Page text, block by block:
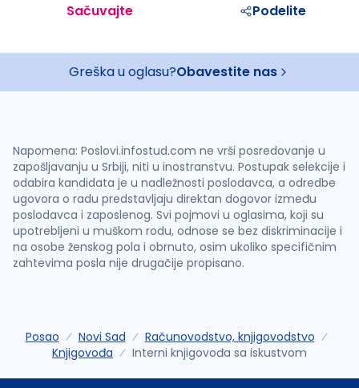
Sačuvajte Podelite
Greška u oglasu?Obavestite nas
Napomena: Poslovi.infostud.com ne vrši posredovanje u
zapošljavanju u Srbiji, niti u inostranstvu. Postupak selekcije i
odabira kandidata je u nadležnosti poslodavca, a odredbe
ugovora o radu predstavljaju direktan dogovor između
poslodavca i zaposlenog. Svi pojmovi u oglasima, koji su
upotrebljeni u muškom rodu, odnose se bez diskriminacije i
na osobe ženskog pola i obrnuto, osim ukoliko specifičnim
zahtevima posla nije drugačije propisano.
Posao Novi Sad
Računovodstvo, knjigovodstvo
Knjigovođa
Interni knjigovođa sa iskustvom